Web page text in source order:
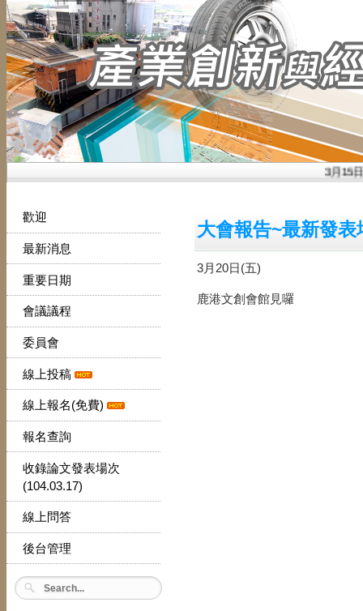
3月15
歡迎
最新消息
重要日期
會議議程
委員會
線上投稿
線上報名(免費)
報名查詢
收錄論文發表場次
(104.03.17)
線上問答
後台管理
大會報告~最新發
3月20日(五)
鹿港文創會館見囉